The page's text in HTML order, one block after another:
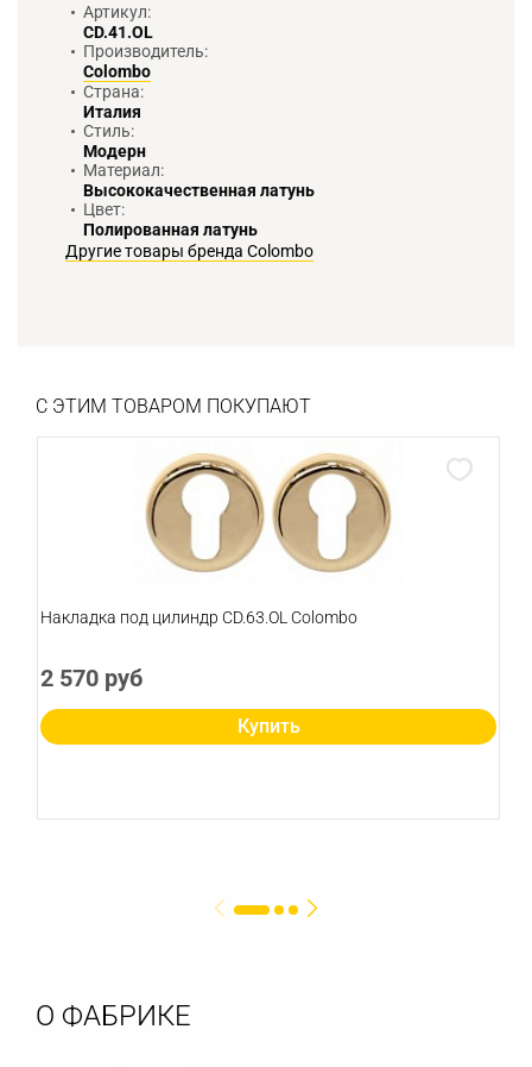
Артикул:
CD.41.OL
Производитель:
Colombo
Страна:
Италия
Стиль:
Модерн
Материал:
Высококачественная латунь
Цвет:
Полированная латунь
Другие товары бренда Colombo
С ЭТИМ ТОВАРОМ ПОКУПАЮТ
Накладка под цилиндр CD.63.OL Colombo
2 570 руб
Купить
О ФАБРИКЕ